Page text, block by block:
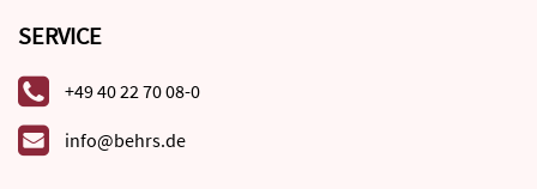
SERVICE
+49 40 22 70 08-0
info@behrs.de